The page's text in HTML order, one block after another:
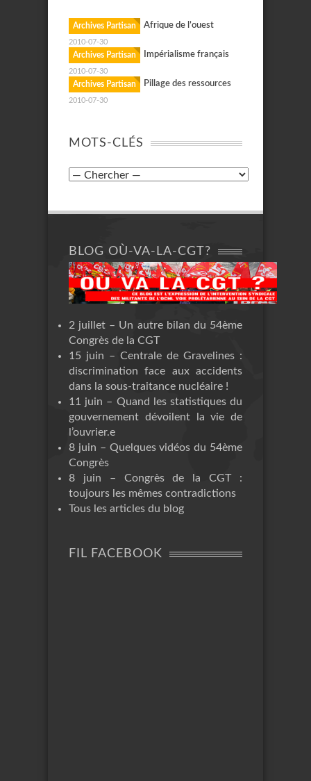
Archives Partisan Afrique de l’ouest
2010-07-30
Archives Partisan Impérialisme français
2010-07-30
Archives Partisan Pillage des ressources
2010-07-30
MOTS-CLÉS
BLOG OÙ-VA-LA-CGT?
2 juillet – Un autre bilan du 54ème
Congrès de la CGT
15 juin – Centrale de Gravelines :
discrimination face aux accidents
dans la sous-traitance nucléaire !
11 juin – Quand les statistiques du
gouvernement dévoilent la vie de
l’ouvrier.e
8 juin – Quelques vidéos du 54ème
Congrès
8 juin – Congrès de la CGT :
toujours les mêmes contradictions
Tous les articles du blog
FIL FACEBOOK